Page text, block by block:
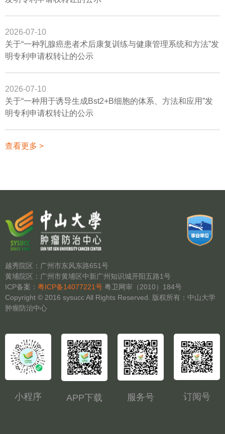
2026-07-10
关于“一种乳腺癌患者术后康复训练与健康管理系统和方法”发
明专利申请权转让的公示
2026-07-10
关于“一种用于诱导生成Bst2+B细胞的体系、方法和应用”发
明专利申请权转让的公示
查看更多 >
越秀院区：广州市东风东路651号
黄埔院区：广州市黄埔区中新广州知识城开阳五路1号
ICP备案： 粤ICP备14077221号 粤卫网审（2010）184号
Copyright © 2016 sysucc All Rights Reserved. 版权所有：中山大学
肿瘤防治中心
小程序 APP下载 服务号 订阅号